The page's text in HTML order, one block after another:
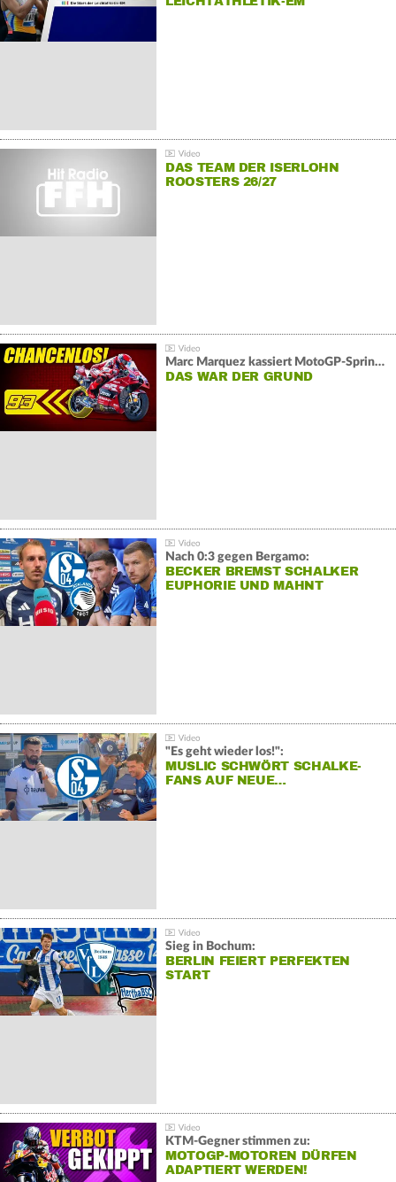
DAS TEAM DER ISERLOHN
ROOSTERS 26/27
Marc Marquez kassiert MotoGP-Sprint-Schlappe:
DAS WAR DER GRUND
Nach 0:3 gegen Bergamo:
BECKER BREMST SCHALKER
EUPHORIE UND MAHNT
"Es geht wieder los!":
MUSLIC SCHWÖRT SCHALKE-
FANS AUF NEUE…
Sieg in Bochum:
BERLIN FEIERT PERFEKTEN
START
KTM-Gegner stimmen zu:
MOTOGP-MOTOREN DÜRFEN
ADAPTIERT WERDEN!